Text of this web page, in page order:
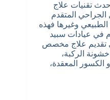
تقنيات علاج
المتقدم
الطبيعي وغيرها فهذه
في عيادات سبيد
تقديم علاج مخصص
الركبة،
الكسور المعقدة،